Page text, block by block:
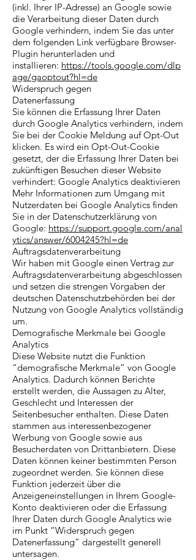
(inkl. Ihrer IP-Adresse) an Google sowie
die Verarbeitung dieser Daten durch
Google verhindern, indem Sie das unter
dem folgenden Link verfügbare Browser-
Plugin herunterladen und
installieren: https://tools.google.com/dlp
age/gaoptout?hl=de
Widerspruch gegen
Datenerfassung
Sie können die Erfassung Ihrer Daten
durch Google Analytics verhindern, indem
Sie bei der Cookie Meldung auf Opt-Out
klicken. Es wird ein Opt-Out-Cookie
gesetzt, der die Erfassung Ihrer Daten bei
zukünftigen Besuchen dieser Website
verhindert: Google Analytics deaktivieren
Mehr Informationen zum Umgang mit
Nutzerdaten bei Google Analytics finden
Sie in der Datenschutzerklärung von
Google: https://support.google.com/anal
ytics/answer/6004245?hl=de
Auftragsdatenverarbeitung
Wir haben mit Google einen Vertrag zur
Auftragsdatenverarbeitung abgeschlossen
und setzen die strengen Vorgaben der
deutschen Datenschutzbehörden bei der
Nutzung von Google Analytics vollständig
um.
Demografische Merkmale bei Google
Analytics
Diese Website nutzt die Funktion
“demografische Merkmale” von Google
Analytics. Dadurch können Berichte
erstellt werden, die Aussagen zu Alter,
Geschlecht und Interessen der
Seitenbesucher enthalten. Diese Daten
stammen aus interessenbezogener
Werbung von Google sowie aus
Besucherdaten von Drittanbietern. Diese
Daten können keiner bestimmten Person
zugeordnet werden. Sie können diese
Funktion jederzeit über die
Anzeigeneinstellungen in Ihrem Google-
Konto deaktivieren oder die Erfassung
Ihrer Daten durch Google Analytics wie
im Punkt “Widerspruch gegen
Datenerfassung” dargestellt generell
untersagen.